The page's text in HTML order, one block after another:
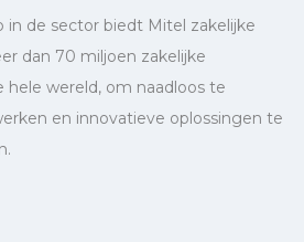
in de sector biedt Mitel zakelijke
dan 70 miljoen zakelijke
hele wereld, om naadloos te
en innovatieve oplossingen te